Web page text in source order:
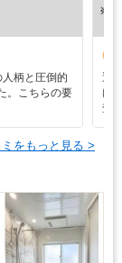
柄と圧倒的
。こちらの要
※ホ
近
け
査
をもっと見る >